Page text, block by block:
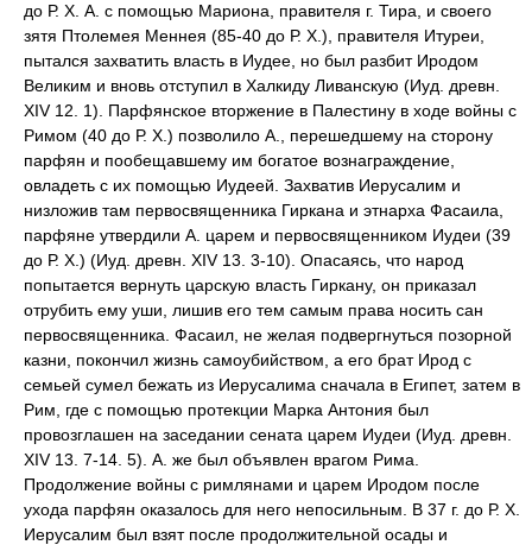
до Р. Х. А. с помощью Мариона, правителя г. Тира, и своего
зятя Птолемея Меннея (85-40 до Р. Х.), правителя Итуреи,
пытался захватить власть в Иудее, но был разбит Иродом
Великим и вновь отступил в Халкиду Ливанскую (Иуд. древн.
XIV 12. 1). Парфянское вторжение в Палестину в ходе войны с
Римом (40 до Р. Х.) позволило А., перешедшему на сторону
парфян и пообещавшему им богатое вознаграждение,
овладеть с их помощью Иудеей. Захватив Иерусалим и
низложив там первосвященника Гиркана и этнарха Фасаила,
парфяне утвердили А. царем и первосвященником Иудеи (39
до Р. Х.) (Иуд. древн. XIV 13. 3-10). Опасаясь, что народ
попытается вернуть царскую власть Гиркану, он приказал
отрубить ему уши, лишив его тем самым права носить сан
первосвященника. Фасаил, не желая подвергнуться позорной
казни, покончил жизнь самоубийством, а его брат Ирод с
семьей сумел бежать из Иерусалима сначала в Египет, затем в
Рим, где с помощью протекции Марка Антония был
провозглашен на заседании сената царем Иудеи (Иуд. древн.
XIV 13. 7-14. 5). А. же был объявлен врагом Рима.
Продолжение войны с римлянами и царем Иродом после
ухода парфян оказалось для него непосильным. В 37 г. до Р. Х.
Иерусалим был взят после продолжительной осады и